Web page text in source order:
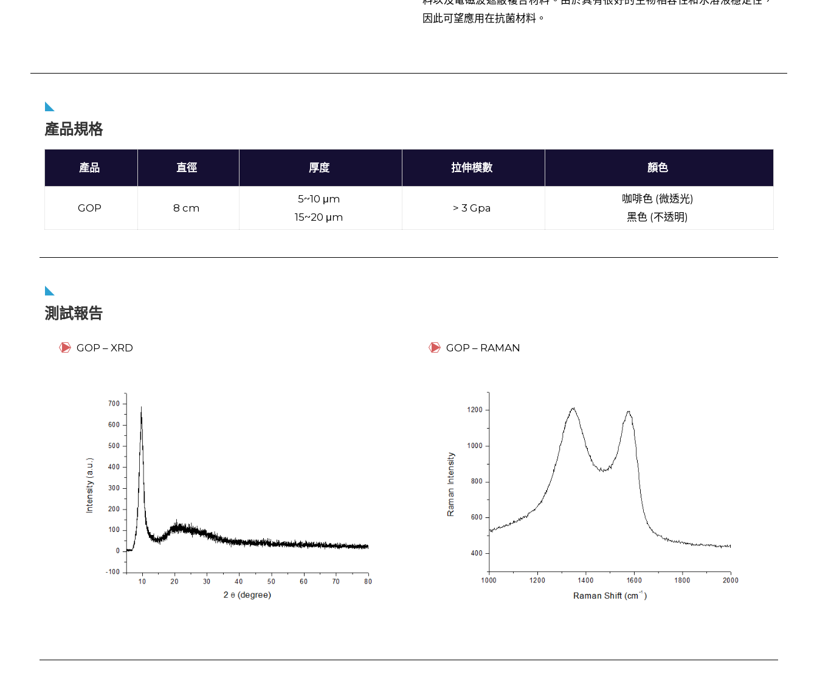
因此可望應用在抗菌材料。
產品規格
產品 直徑 厚度 拉伸模數 顏色
GOP 8 cm
5~10 μm
15~20 μm
> 3 Gpa
咖啡色 (微透光)
黑色 (不透明)
測試報告
GOP – XRD GOP – RAMAN